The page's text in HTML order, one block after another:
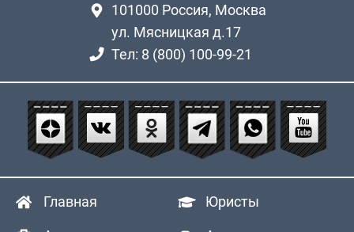
101000 Россия, Москва
ул. Мясницкая д.17
Тел: 8 (800) 100-99-21
Главная Юристы